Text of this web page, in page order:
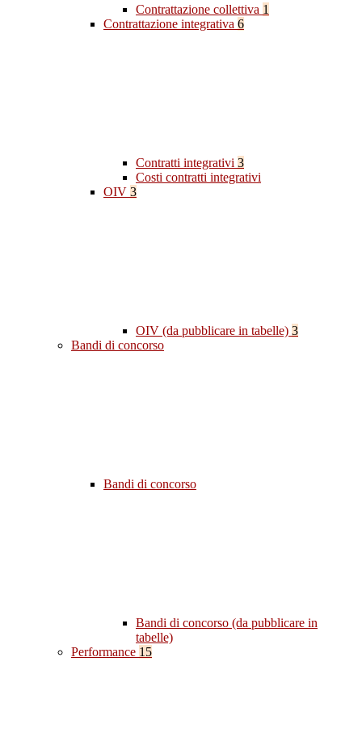
Contrattazione collettiva 1
Contrattazione integrativa 6
Contratti integrativi 3
Costi contratti integrativi
OIV 3
OIV (da pubblicare in tabelle) 3
Bandi di concorso
Bandi di concorso
Bandi di concorso (da pubblicare in
tabelle)
Performance 15